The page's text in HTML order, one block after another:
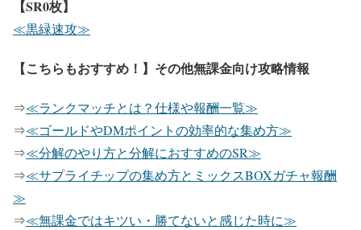
【SR0枚】
≪黒緑速攻≫
【こちらもおすすめ！】その他無課金向け攻略情報
⇒≪ランクマッチとは？仕様や報酬一覧≫
⇒≪ゴールドやDMポイントの効率的な集め方≫
⇒≪分解のやり方と分解におすすめのSR≫
⇒≪サプライチップの集め方とミックスBOXガチャ報酬
≫
⇒≪無課金ではキツい・勝てないと感じた時に≫